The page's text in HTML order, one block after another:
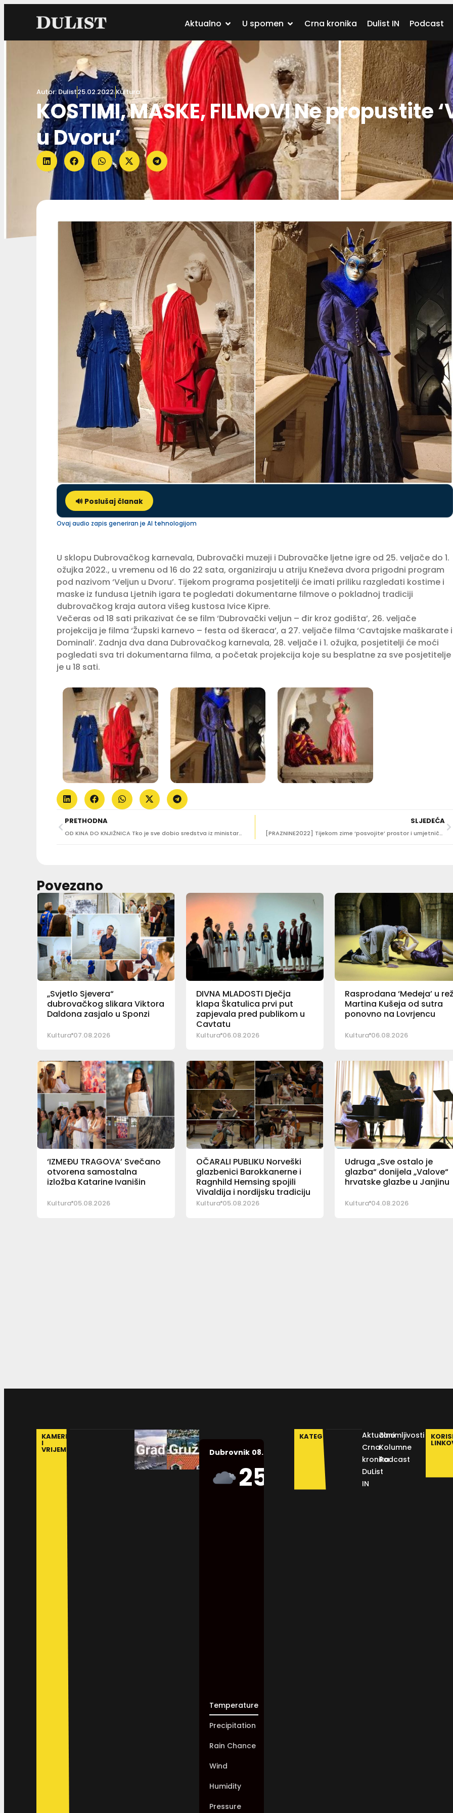
Aktualno U spomen Crna kronika Dulist IN Podcast
Autor:Dulist25.02.2022.Kultura
KOSTIMI, MASKE, FILMOVI Ne propustite
u Dvoru’
🔊 Poslušaj članak
Ovaj audio zapis generiran je AI tehnologijom
U sklopu Dubrovačkog karnevala, Dubrovački muzeji i Dubrovačke ljetne igre od 25. veljače do 1.
ožujka 2022., u vremenu od 16 do 22 sata, organiziraju u atriju Kneževa dvora prigodni program
pod nazivom ‘Veljun u Dvoru’. Tijekom programa posjetitelji će imati priliku razgledati kostime i
maske iz fundusa Ljetnih igara te pogledati dokumentarne filmove o pokladnoj tradiciji
dubrovačkog kraja autora višeg kustosa Ivice Kipre.
Večeras od 18 sati prikazivat će se film ‘Dubrovački veljun – đir kroz godišta’, 26. veljače
projekcija je filma ‘Župski karnevo – festa od škeraca’, a 27. veljače filma ‘Cavtajske maškarate i
Dominali’. Zadnja dva dana Dubrovačkog karnevala, 28. veljače i 1. ožujka, posjetitelji će moći
pogledati sva tri dokumentarna filma, a početak projekcija koje su besplatne za sve posjetitelje
je u 18 sati.
PRETHODNA
OD KINA DO KNJIŽNICA Tko je sve dobio sredstva iz ministarstva Nine Obuljen Koržinek?
SLJEDEĆA
[PRAZNINE2022] Tijekom zime ‘posvojite’ prostor i umjetnički ga oblikujte!
Povezano
„Svjetlo Sjevera“
dubrovačkog slikara Viktora
Daldona zasjalo u Sponzi
Kultura 07.08.2026
DIVNA MLADOSTI Dječja
klapa Škatulica prvi put
zapjevala pred publikom u
Cavtatu
Kultura 06.08.2026
Rasprodana ‘Medeja’ u
Martina Kušeja od sutra
ponovno na Lovrjencu
Kultura 06.08.2026
‘IZMEĐU TRAGOVA’ Svečano
otvorena samostalna
izložba Katarine Ivanišin
Kultura 05.08.2026
OČARALI PUBLIKU Norveški
glazbenici Barokkanerne i
Ragnhild Hemsing spojili
Vivaldija i nordijsku tradiciju
Kultura 05.08.2026
Udruga „Sve ostalo je
glazba“ donijela „Valove“
hrvatske glazbe u Janjinu
Kultura 04.08.2026
KAMERE
I
VRIJEME Dubrovnik 08.08.2026.
25
Humidity:
Temperature
Precipitation
Rain Chance
Wind
Humidity
Pressure
KATEGORIJE
Aktualno
Crna
kronika
DuList
IN
Zanimljivosti
Kolumne
Podcast